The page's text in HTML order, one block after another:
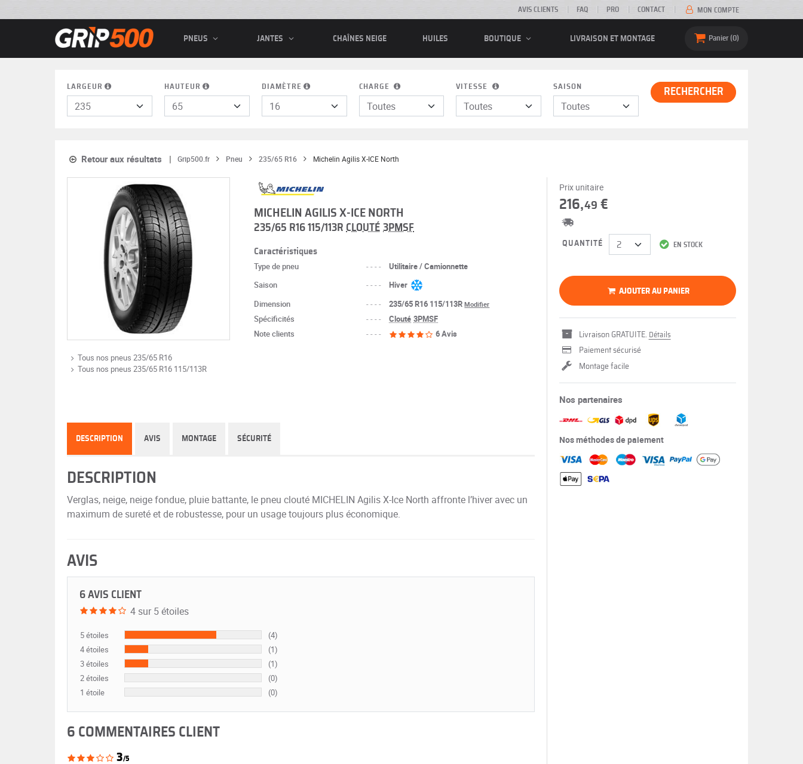
AVIS CLIENTS FAQ PRO CONTACT MON COMPTE
PNEUS JANTES CHAÎNES NEIGE HUILES BOUTIQUE LIVRAISON ET MONTAGE Panier 0
LARGEUR HAUTEUR DIAMÈTRE CHARGE VITESSE SAISON RECHERCHER
Retour aux résultats Grip500.fr Pneu 235/65 R16 Michelin Agilis X-ICE North
Tous nos pneus 235/65 R16
Tous nos pneus 235/65 R16 115/113R
MICHELIN AGILIS X-ICE NORTH
235/65 R16 115/113R CLOUTÉ 3PMSF
Caractéristiques
Type de pneu ----
Utilitaire / Camionnette
Saison
----
Hiver
Dimension
---- 235/65 R16 115/113RModifier
Spécificités ---- Clouté 3PMSF
Note clients
---- 6 Avis
Prix unitaire
216,49 €
EN STOCK
QUANTITÉ
AJOUTER AU PANIER
Livraison GRATUITE. Détails
Paiement sécurisé
Montage facile
Nos partenaires
Nos méthodes de paiement
DESCRIPTION AVIS MONTAGE SÉCURITÉ
DESCRIPTION
Verglas, neige, neige fondue, pluie battante, le pneu clouté MICHELIN Agilis X-Ice North affronte l’hiver avec un
maximum de sureté et de robustesse, pour un usage toujours plus économique.
AVIS
6 AVIS CLIENT
4 sur 5 étoiles
5 étoiles
(4)
4 étoiles
(1)
3 étoiles
(1)
2 étoiles
(0)
1 étoile
(0)
6 COMMENTAIRES CLIENT
3/5